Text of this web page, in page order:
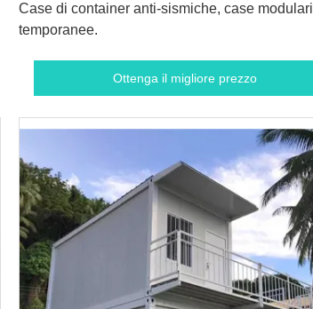
Case di container anti-sismiche, case modulari
temporanee.
Ottenga il migliore prezzo